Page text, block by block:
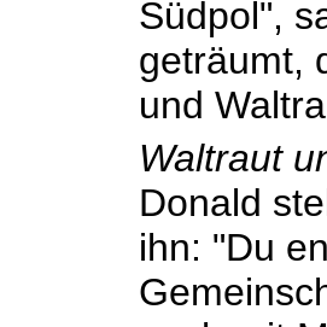
Südpol",
geträumt,
und
Waltraut
Donald
ihn: "Du